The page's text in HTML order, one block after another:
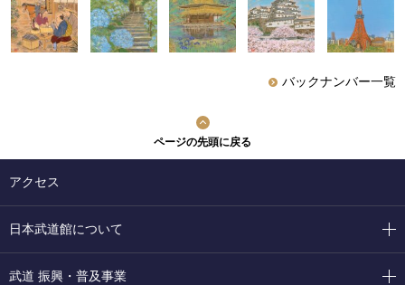
バックナンバー一覧
ページの先頭に戻る
アクセス
日本武道館について
武道 振興・普及事業